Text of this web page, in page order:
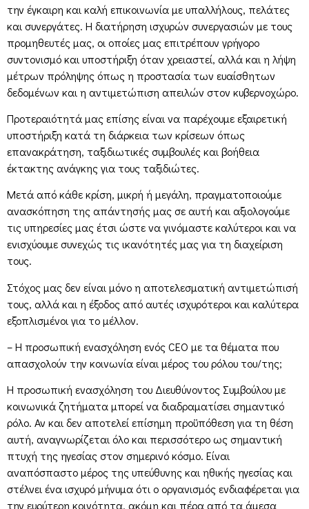
την έγκαιρη και καλή επικοινωνία με υπαλλήλους, πελάτες
και συνεργάτες. Η διατήρηση ισχυρών συνεργασιών με τους
προμηθευτές μας, οι οποίες μας επιτρέπουν γρήγορο
συντονισμό και υποστήριξη όταν χρειαστεί, αλλά και η λήψη
μέτρων πρόληψης όπως η προστασία των ευαίσθητων
δεδομένων και η αντιμετώπιση απειλών στον κυβερνοχώρο.
Προτεραιότητά μας επίσης είναι να παρέχουμε εξαιρετική
υποστήριξη κατά τη διάρκεια των κρίσεων όπως
επανακράτηση, ταξιδιωτικές συμβουλές και βοήθεια
έκτακτης ανάγκης για τους ταξιδιώτες.
Μετά από κάθε κρίση, μικρή ή μεγάλη, πραγματοποιούμε
ανασκόπηση της απάντησής μας σε αυτή και αξιολογούμε
τις υπηρεσίες μας έτσι ώστε να γινόμαστε καλύτεροι και να
ενισχύουμε συνεχώς τις ικανότητές μας για τη διαχείριση
τους.
Στόχος μας δεν είναι μόνο η αποτελεσματική αντιμετώπισή
τους, αλλά και η έξοδος από αυτές ισχυρότεροι και καλύτερα
εξοπλισμένοι για το μέλλον.
– Η προσωπική ενασχόληση ενός CEO με τα θέματα που
απασχολούν την κοινωνία είναι μέρος του ρόλου του/της;
Η προσωπική ενασχόληση του Διευθύνοντος Συμβούλου με
κοινωνικά ζητήματα μπορεί να διαδραματίσει σημαντικό
ρόλο. Αν και δεν αποτελεί επίσημη προϋπόθεση για τη θέση
αυτή, αναγνωρίζεται όλο και περισσότερο ως σημαντική
πτυχή της ηγεσίας στον σημερινό κόσμο. Είναι
αναπόσπαστο μέρος της υπεύθυνης και ηθικής ηγεσίας και
στέλνει ένα ισχυρό μήνυμα ότι ο οργανισμός ενδιαφέρεται για
την ευρύτερη κοινότητα, ακόμη και πέρα από τα άμεσα